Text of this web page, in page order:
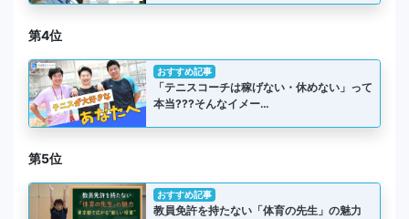
第4位
おすすめ記事
「テニスコーチは稼げない・休めない」って
本当???そんなイメー…
第5位
おすすめ記事
教員免許を持たない「体育の先生」の魅力